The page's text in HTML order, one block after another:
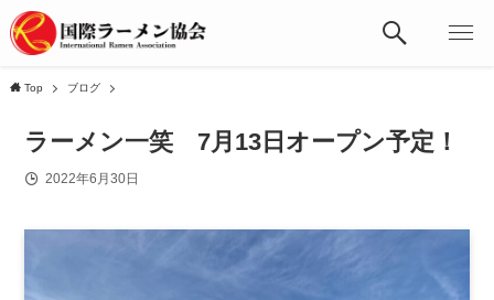
Top ブログ
ラーメン一笑 7月13日オープン予定！
2022年6月30日